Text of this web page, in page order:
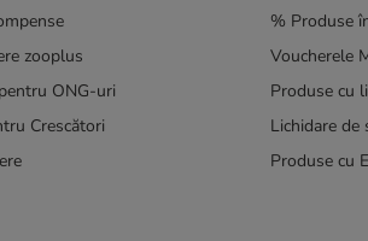
zooplus
ONG-uri
Crescători
% Produse
Voucherele
Produse cu
Lichidare de
Produse cu